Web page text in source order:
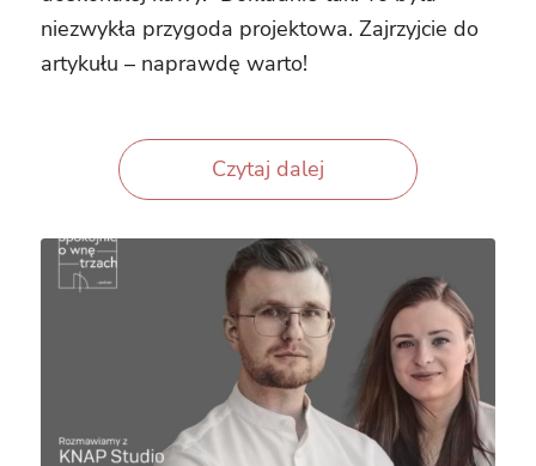
niezwykła przygoda projektowa. Zajrzyjcie do
artykułu – naprawdę warto!
Czytaj dalej